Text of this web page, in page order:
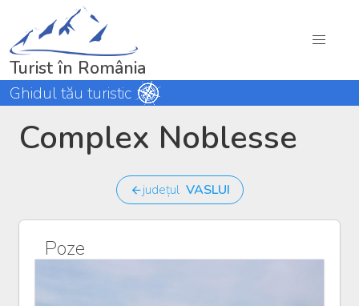
Turist în România
Ghidul tău turistic
Complex Noblesse
județul VASLUI
Poze